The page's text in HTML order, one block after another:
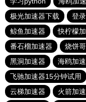
极光加速器下载
登
鲸鱼加速器
快柠檬
番石榴加速器
烧饼
黑洞加速器
海鸥加
飞驰加速器15分钟试用
云梯加速器
火箭加